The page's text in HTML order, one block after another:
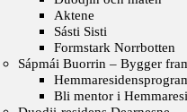
Aktene
Sásti Sisti
Formstark Norrbotten
Sápmái Buorrin – Bygger
Bli mentor i